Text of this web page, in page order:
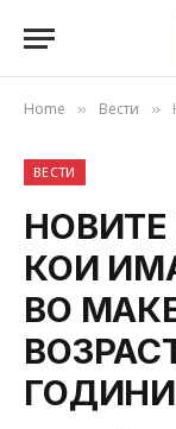
Home » Вести »
ВЕСТИ
КОИ
ВО
ГОДИНИ